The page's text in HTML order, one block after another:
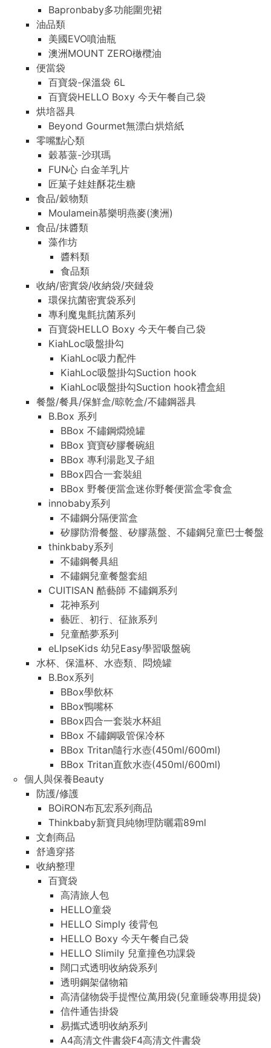
Bapronbaby多功能圍兜裙
油品類
美國EVO噴油瓶
澳洲MOUNT ZERO橄欖油
便當袋
百寶袋-保溫袋 6L
百寶袋HELLO Boxy 今天午餐自己袋
烘培器具
Beyond Gourmet無漂白烘焙紙
零嘴點心類
穀慕蒎-沙琪瑪
FUN心 白金羊乳片
匠菓子娃娃酥花生糖
食品/穀物類
Moulamein慕樂明燕麥(澳洲)
食品/抹醬類
藻作坊
醬料類
食品類
收納/密實袋/收納袋/夾鏈袋
環保抗菌密實袋系列
專利魔鬼氈抗菌系列
百寶袋HELLO Boxy 今天午餐自己袋
KiahLoc吸盤掛勾
KiahLoc吸力配件
KiahLoc吸盤掛勾Suction hook
KiahLoc吸盤掛勾Suction hook禮盒組
餐盤/餐具/保鮮盒/晾乾盒/不鏽鋼器具
B.Box 系列
BBox 不鏽鋼燜燒罐
BBox 寶寶矽膠餐碗組
BBox 專利湯匙叉子組
BBox四合一套裝組
BBox 野餐便當盒迷你野餐便當盒零食盒
innobaby系列
不鏽鋼分隔便當盒
矽膠防滑餐盤、矽膠蒸盤、不鏽鋼兒童巴士餐盤
thinkbaby系列
不鏽鋼餐具組
不鏽鋼兒童餐盤套組
CUITISAN 酷藝師 不鏽鋼系列
花神系列
藝匠、初行、征旅系列
兒童酷夢系列
eLIpseKids 幼兒Easy學習吸盤碗
水杯、保溫杯、水壺類、悶燒罐
B.Box系列
BBox學飲杯
BBox鴨嘴杯
BBox四合一套裝水杯組
BBox 不鏽鋼吸管保冷杯
BBox Tritan隨行水壺(450ml/600ml)
BBox Tritan直飲水壺(450ml/600ml)
個人與保養Beauty
防護/修護
BOiRON布瓦宏系列商品
Thinkbaby新寶貝純物理防曬霜89ml
文創商品
舒適穿搭
收納整理
百寶袋
高清旅人包
HELLO童袋
HELLO Simply 後背包
HELLO Boxy 今天午餐自己袋
HELLO Slimily 兒童撞色功課袋
闊口式透明收納袋系列
透明鋼架儲物箱
高清儲物袋手提慳位萬用袋(兒童睡袋專用提袋)
信件通告掛袋
易攜式透明收納系列
A4高清文件書袋F4高清文件書袋